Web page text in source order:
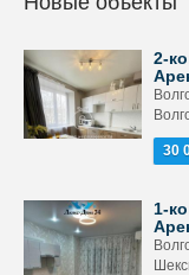
2-
30
1-